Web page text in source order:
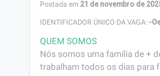
Postada em 21 de novembro de
IDENTIFICADOR ÚNICO DA VAGA: -
QUEM SOMOS
Nós somos uma família de +
trabalham todos os dias para